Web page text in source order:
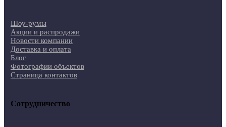
Шоу-румы
Акции и распродажи
Новости компании
Доставка и оплата
Блог
Фотографии объектов
Страница контактов
Сотрудничество